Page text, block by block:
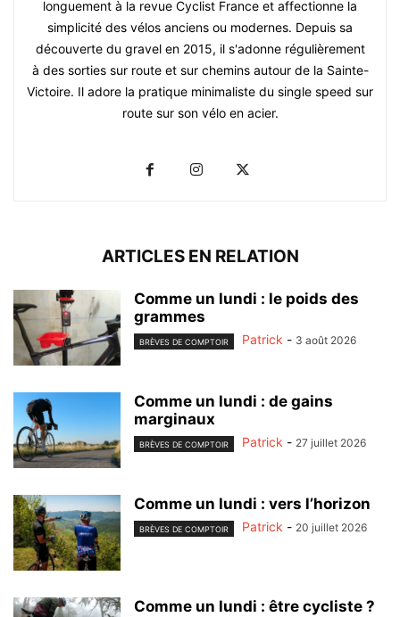
longuement à la revue Cyclist France et affectionne la
simplicité des vélos anciens ou modernes. Depuis sa
découverte du gravel en 2015, il s'adonne régulièrement
à des sorties sur route et sur chemins autour de la Sainte-
Victoire. Il adore la pratique minimaliste du single speed sur
route sur son vélo en acier.
ARTICLES EN RELATION
Comme un lundi : le poids des
grammes
BRÈVES DE COMPTOIR Patrick - 3 août 2026
Comme un lundi : de gains
marginaux
BRÈVES DE COMPTOIR Patrick - 27 juillet 2026
Comme un lundi : vers l’horizon
BRÈVES DE COMPTOIR Patrick - 20 juillet 2026
Comme un lundi : être cycliste ?